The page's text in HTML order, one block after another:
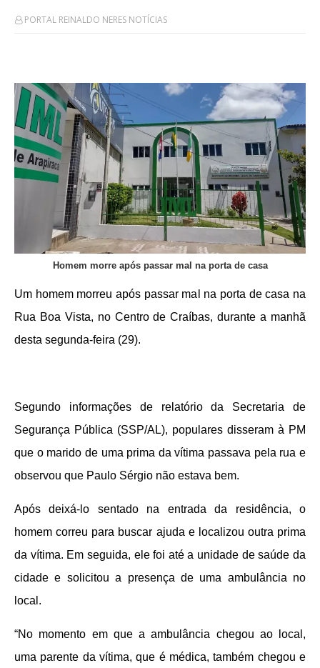
PORTAL REINALDO NERES NOTÍCIAS
Homem morre após passar mal na porta de casa
Um homem morreu após passar mal na porta de casa na
Rua Boa Vista, no Centro de Craíbas, durante a manhã
desta segunda-feira (29).
Segundo informações de relatório da Secretaria de
Segurança Pública (SSP/AL), populares disseram à PM
que o marido de uma prima da vítima passava pela rua e
observou que Paulo Sérgio não estava bem.
Após deixá-lo sentado na entrada da residência, o
homem correu para buscar ajuda e localizou outra prima
da vítima. Em seguida, ele foi até a unidade de saúde da
cidade e solicitou a presença de uma ambulância no
local.
“No momento em que a ambulância chegou ao local,
uma parente da vítima, que é médica, também chegou e